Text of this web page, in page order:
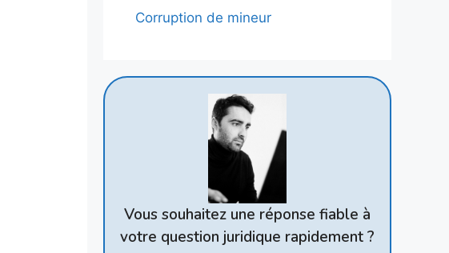
Corruption de mineur
Vous souhaitez une réponse fiable à
votre question juridique rapidement ?